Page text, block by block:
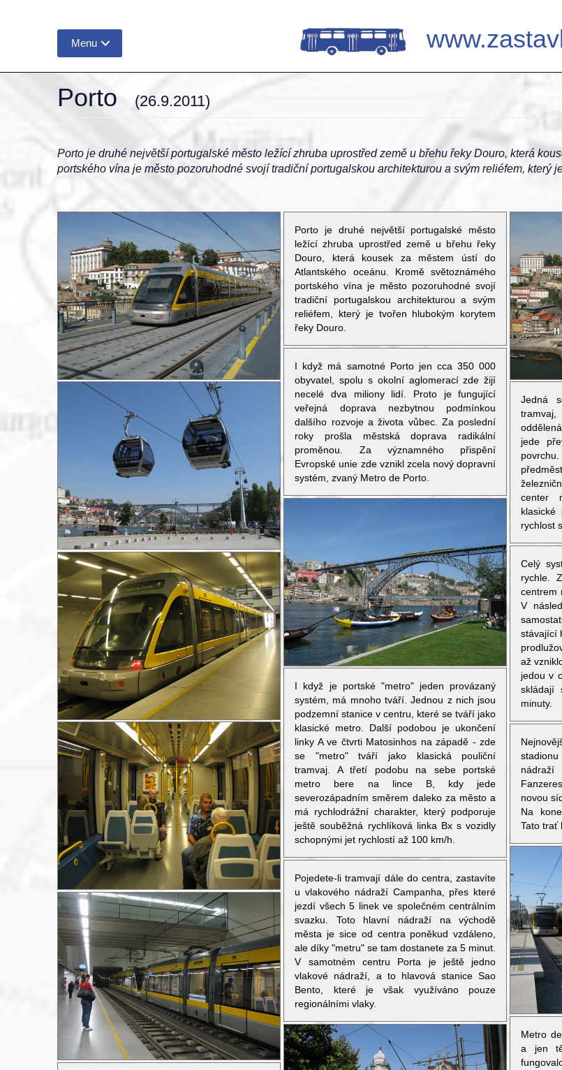
Menu
Porto (26.9.2011)
Porto je druhé největší portugalské město ležící zhruba uprostřed země u břehu řeky Douro, která
portského vína je město pozoruhodné svojí tradiční portugalskou architekturou a svým reliéfem, který
Porto je druhé největší portugalské město
ležící zhruba uprostřed země u břehu řeky
Douro, která kousek za městem ústí do
Atlantského oceánu. Kromě světoznámého
portského vína je město pozoruhodné svojí
tradiční portugalskou architekturou a svým
reliéfem, který je tvořen hlubokým korytem
řeky Douro.
I když má samotné Porto jen cca 350 000
obyvatel, spolu s okolní aglomerací zde žijí
necelé dva miliony lidí. Proto je fungující
veřejná doprava nezbytnou podmínkou
dalšího rozvoje a života vůbec. Za poslední
roky prošla městská doprava radikální
proměnou. Za významného přispění
Evropské unie zde vznikl zcela nový dopravní
systém, zvaný Metro de Porto.
Jedná
jede
center
rychlost
Celý
rychle.
centrem
V
stávající
až
jedou v
skládají
minuty.
I když je portské "metro" jeden provázaný
systém, má mnoho tváří. Jednou z nich jsou
podzemní stanice v centru, které se tváří jako
klasické metro. Další podobou je ukončení
linky A ve čtvrti Matosinhos na západě - zde
se "metro" tváří jako klasická pouliční
tramvaj. A třetí podobu na sebe portské
metro bere na lince B, kdy jede
severozápadním směrem daleko za město a
má rychlodrážní charakter, který podporuje
ještě souběžná rychlíková linka Bx s vozidly
schopnými jet rychlostí až 100 km/h.
novou
Na
Tato trať
Pojedete-li tramvají dále do centra, zastavíte
u vlakového nádraží Campanha, přes které
jezdí všech 5 linek ve společném centrálním
svazku. Toto hlavní nádraží na východě
města je sice od centra poněkud vzdáleno,
ale díky "metru" se tam dostanete za 5 minut.
V samotném centru Porta je ještě jedno
vlakové nádraží, a to hlavová stanice Sao
Bento, které je však využíváno pouze
regionálními vlaky.
Metro
a jen